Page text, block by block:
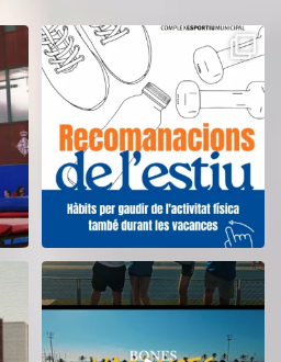
Aquest estiu, continua movent-te
i cuidant-te! ...
5 0
Tanquem una nova temporada al
CEM La Mar Bella. ...